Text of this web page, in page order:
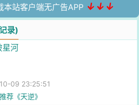
本站客户端无广告APP ↓↓↓
录)
星河
09 23:25:51
推荐《天逆》